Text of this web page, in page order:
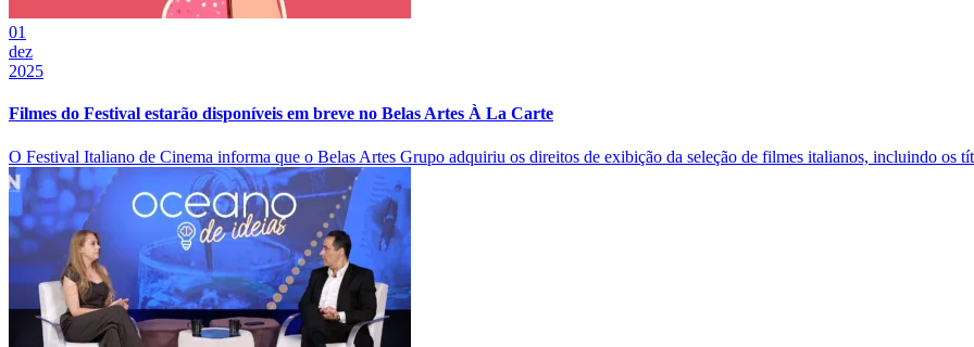
01
dez
2025
Filmes do Festival estarão disponíveis em breve no Belas Artes À La Carte
O Festival Italiano de Cinema informa que o Belas Artes Grupo adquiriu os direitos de exibição da seleção de filmes italianos, incluindo os